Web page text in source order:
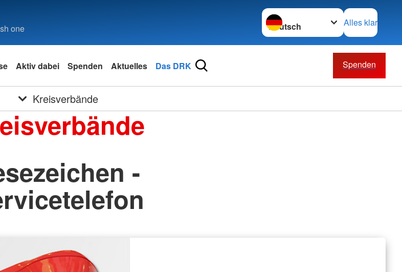
one
Sprache wechseln zu
Alles klar
Aktiv dabei Spenden Aktuelles Das DRK Spenden
Kreisverbände
-